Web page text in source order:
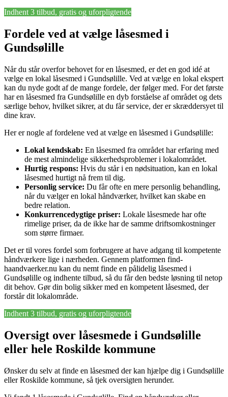
Indhent 3 tilbud, gratis og uforpligtende
Fordele ved at vælge låsesmed i
Gundsølille
Når du står overfor behovet for en låsesmed, er det en god idé at
vælge en lokal låsesmed i Gundsølille. Ved at vælge en lokal ekspert
kan du nyde godt af de mange fordele, der følger med. For det første
har en låsesmed fra Gundsølille en dyb forståelse af området og dets
særlige behov, hvilket sikrer, at du får service, der er skræddersyet til
dine krav.
Her er nogle af fordelene ved at vælge en låsesmed i Gundsølille:
Lokal kendskab: En låsesmed fra området har erfaring med
de mest almindelige sikkerhedsproblemer i lokalområdet.
Hurtig respons: Hvis du står i en nødsituation, kan en lokal
låsesmed hurtigt nå frem til dig.
Personlig service: Du får ofte en mere personlig behandling,
når du vælger en lokal håndværker, hvilket kan skabe en
bedre relation.
Konkurrencedygtige priser: Lokale låsesmede har ofte
rimelige priser, da de ikke har de samme driftsomkostninger
som større firmaer.
Det er til vores fordel som forbrugere at have adgang til kompetente
håndværkere lige i nærheden. Gennem platformen find-
haandvaerker.nu kan du nemt finde en pålidelig låsesmed i
Gundsølille og indhente tilbud, så du får den bedste løsning til netop
dit behov. Gør din bolig sikker med en kompetent låsesmed, der
forstår dit lokalområde.
Indhent 3 tilbud, gratis og uforpligtende
Oversigt over låsesmede i Gundsølille
eller hele Roskilde kommune
Ønsker du selv at finde en låsesmed der kan hjælpe dig i Gundsølille
eller Roskilde kommune, så tjek oversigten herunder.